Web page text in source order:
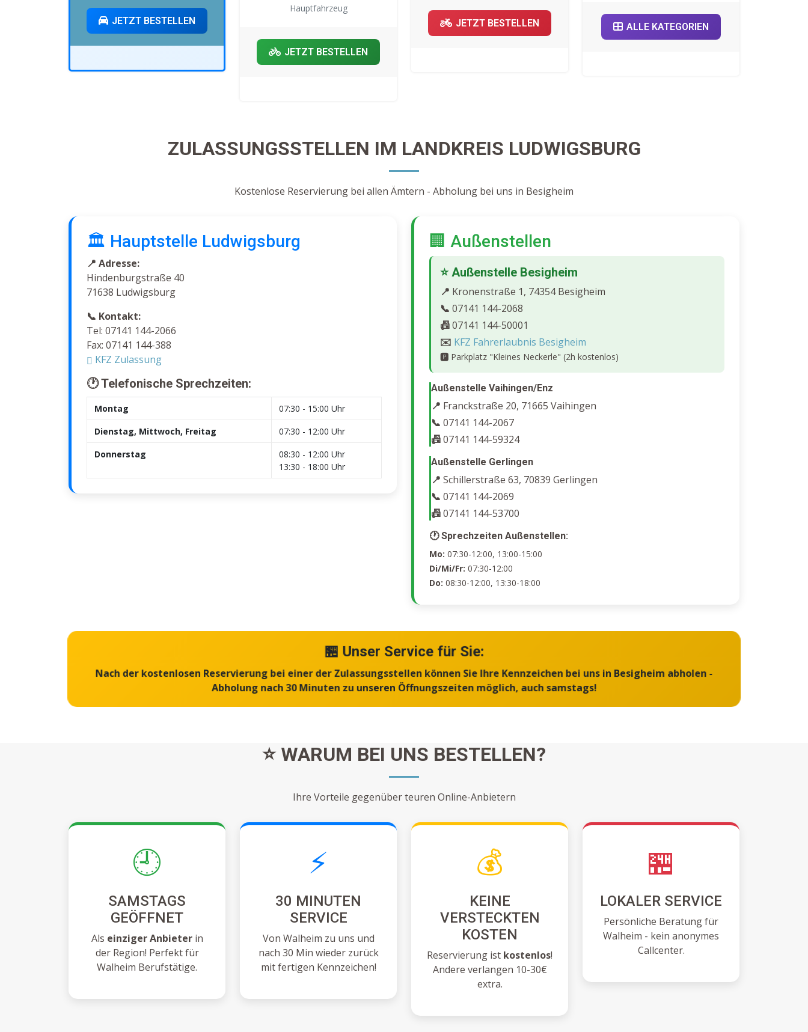
JETZT BESTELLEN
Hauptfahrzeug
JETZT BESTELLEN
JETZT BESTELLEN ALLE KATEGORIEN
ZULASSUNGSSTELLEN IM LANDKREIS LUDWIGSBURG
Kostenlose Reservierung bei allen Ämtern - Abholung bei uns in Besigheim
🏛️ Hauptstelle Ludwigsburg
📍 Adresse:
Hindenburgstraße 40
71638 Ludwigsburg
📞 Kontakt:
Tel: 07141 144-2066
Fax: 07141 144-388
KFZ Zulassung
🕐 Telefonische Sprechzeiten:
Montag
07:30 - 15:00 Uhr
Dienstag, Mittwoch, Freitag
07:30 - 12:00 Uhr
Donnerstag
08:30 - 12:00 Uhr
13:30 - 18:00 Uhr
🏢 Außenstellen
⭐ Außenstelle Besigheim
📍 Kronenstraße 1, 74354 Besigheim
📞 07141 144-2068
📠07141 144-50001
✉️ KFZ Fahrerlaubnis Besigheim
🅿️ Parkplatz "Kleines Neckerle" (2h kostenlos)
Außenstelle Vaihingen/Enz
📍 Franckstraße 20, 71665 Vaihingen
📞 07141 144-2067
📠07141 144-59324
Außenstelle Gerlingen
📍 Schillerstraße 63, 70839 Gerlingen
📞 07141 144-2069
📠07141 144-53700
🕐 Sprechzeiten Außenstellen:
Mo: 07:30-12:00, 13:00-15:00
Di/Mi/Fr: 07:30-12:00
Do: 08:30-12:00, 13:30-18:00
🏪 Unser Service für Sie:
Nach der kostenlosen Reservierung bei einer der Zulassungsstellen können Sie Ihre Kennzeichen bei uns in Besigheim abholen -
Abholung nach 30 Minuten zu unseren Öffnungszeiten möglich, auch samstags!
⭐ WARUM BEI UNS BESTELLEN?
Ihre Vorteile gegenüber teuren Online-Anbietern
🕘
SAMSTAGS
GEÖFFNET
Als einziger Anbieterin
der Region! Perfekt für
Walheim Berufstätige.
⚡
30 MINUTEN
SERVICE
Von Walheim zu uns und
nach 30 Min wieder zurück
mit fertigen Kennzeichen!
💰
KEINE
VERSTECKTEN
KOSTEN
Reservierung ist kostenlos!
Andere verlangen 10-30€
extra.
🏪
LOKALER SERVICE
Persönliche Beratung für
Walheim - kein anonymes
Callcenter.